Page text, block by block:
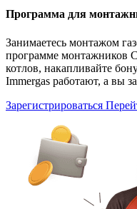
Программа для
Занимаетесь монтажом
программе монтажников
котлов, накапливайте
Immergas работают, а вы
Зарегистрироваться